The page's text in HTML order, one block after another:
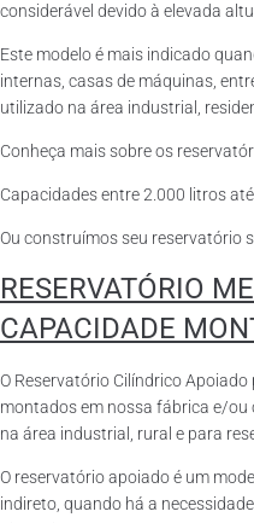
considerável devido à elevada
Este modelo é mais indicado
internas, casas de máquinas,
utilizado na área industrial,
Conheça mais sobre os
Capacidades entre 2.000 litros
Ou construímos seu reservatório
RESERVATÓRIO
CAPACIDADE
O Reservatório Cilíndrico
montados em nossa fábrica e/ou
na área industrial, rural e para
O reservatório apoiado é um
indireto, quando há a